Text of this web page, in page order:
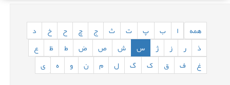
همه ب پ ت ث ج چ ح خ
د
ذ
ر ز ژ س ش ص ض ط ظ
ع
غ
ف ق ک گ ل م ن و ه ی